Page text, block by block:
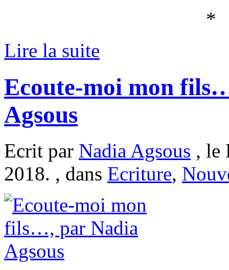
*
Lire la suite
Ecoute-moi mon
Agsous
Ecrit par Nadia Agsous , le
2018. , dans Ecriture,